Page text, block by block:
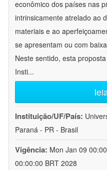
econômico dos países nas
intrinsicamente atrelado ao
materiais e ao
se apresentam ou com
Neste sentido, esta
Insti...
Instituição/UF/País:
Paraná - PR - Brasil
Vigência: Mon Jan 09
00:00:00 BRT 2028